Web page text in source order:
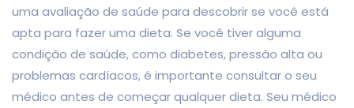
uma avaliação de saúde para descobrir se você está
apta para fazer uma dieta. Se você tiver alguma
condição de saúde, como diabetes, pressão alta ou
problemas cardíacos, é importante consultar o seu
médico antes de começar qualquer dieta. Seu médico